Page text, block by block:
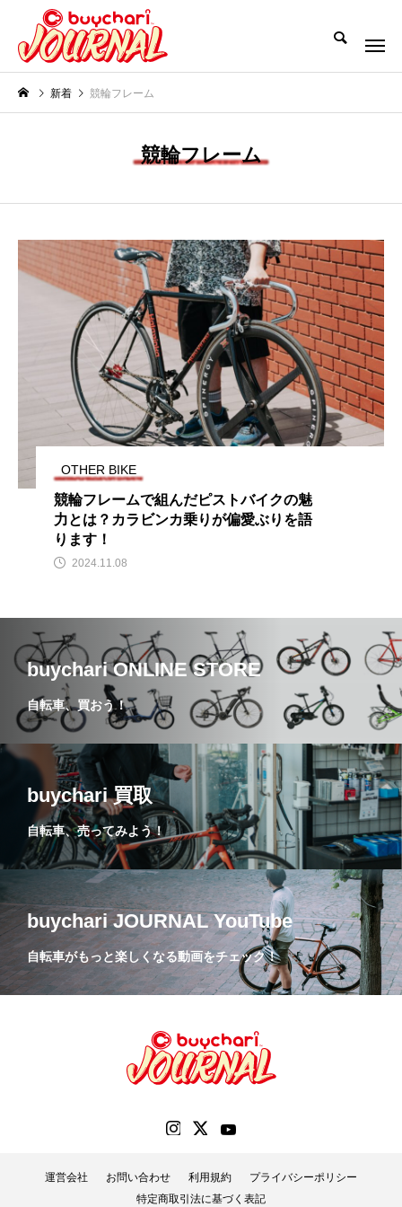
新着 競輪フレーム
競輪フレーム
OTHER BIKE
競輪フレームで組んだピストバイクの魅
力とは？カラビンカ乗りが偏愛ぶりを語
ります！
2024.11.08
buychari ONLINE STORE
自転車、買おう！
buychari 買取
自転車、売ってみよう！
buychari JOURNAL YouTube
自転車がもっと楽しくなる動画をチェック！
運営会社 お問い合わせ 利用規約
プライバシーポリシー
特定商取引法に基づく表記